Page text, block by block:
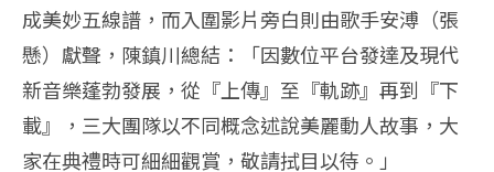
成美妙五線譜，而入圍影片旁白則由歌手安溥（張
懸）獻聲，陳鎮川總結：「因數位平台發達及現代
新音樂蓬勃發展，從『上傳』至『軌跡』再到『下
載』，三大團隊以不同概念述說美麗動人故事，大
家在典禮時可細細觀賞，敬請拭目以待。」